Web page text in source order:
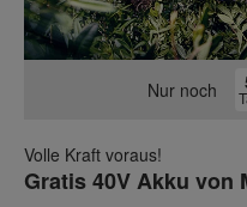
Nur noch
Volle Kraft voraus!
Gratis 40V Akku von